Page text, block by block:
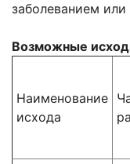
заболеванием
Возможные
Наименование
исхода